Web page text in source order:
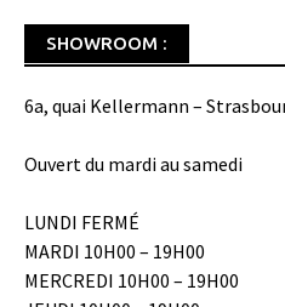
SHOWROOM :
6a, quai Kellermann –
Ouvert du mardi au samedi
LUNDI FERMÉ
MARDI 10H00 – 19H00
MERCREDI 10H00 – 19H00